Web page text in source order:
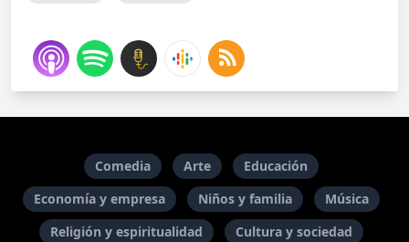
Comedia Arte
Educación
Economía y empresa
Niños y familia
Música
Religión y espiritualidad
Cultura y sociedad